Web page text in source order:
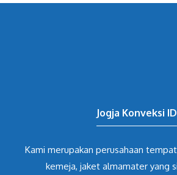
Jogja Konveksi ID
Kami merupakan perusahaan
kemeja, jaket almamater yang